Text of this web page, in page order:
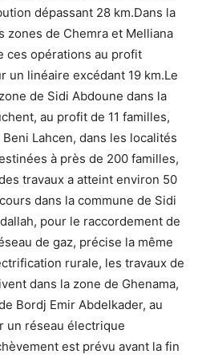
dépassant 28 km.Dans la
zones de Chemra et Melliana
ces opérations au profit
un linéaire excédant 19 km.Le
de Sidi Abdoune dans la
au profit de 11 familles,
Lahcen, dans les localités
à près de 200 familles,
travaux a atteint environ 50
dans la commune de Sidi
pour le raccordement de
de gaz, précise la même
rurale, les travaux de
dans la zone de Ghenama,
Bordj Emir Abdelkader, au
un réseau électrique
est prévu avant la fin